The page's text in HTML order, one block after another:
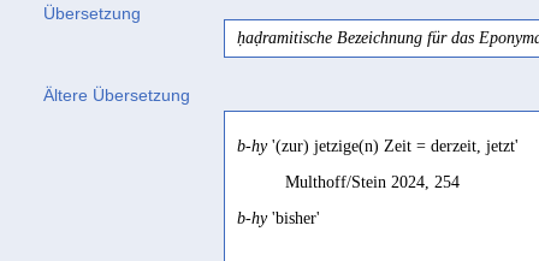
Übersetzung
ḥaḍramitische Bezeichnung für das
Ältere Übersetzung
b-hy'(zur) jetzige(n) Zeit = derzeit, jetzt'
Multhoff/Stein 2024, 254
b-hy'bisher'